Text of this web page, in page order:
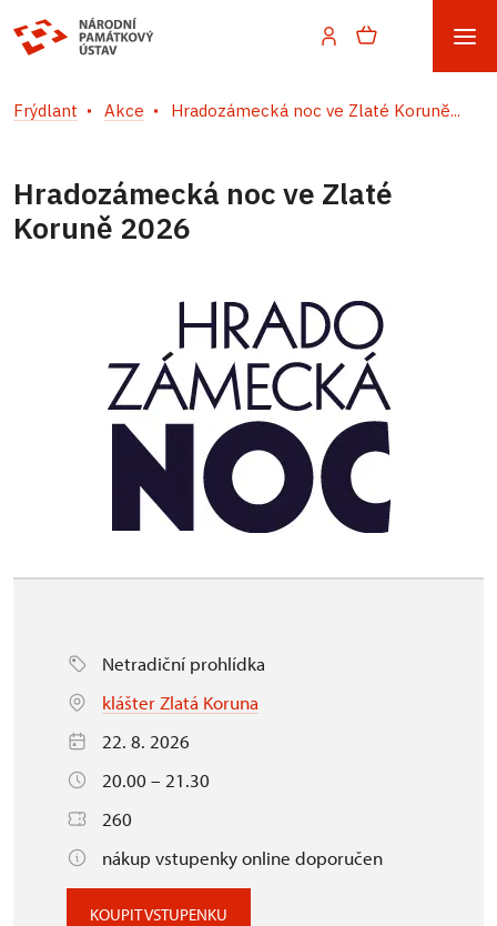
Frýdlant Akce Hradozámecká noc ve Zlaté Koruně...
Hradozámecká noc ve Zlaté
Koruně 2026
Netradiční prohlídka
klášter Zlatá Koruna
22. 8. 2026
20.00 – 21.30
260
nákup vstupenky online doporučen
KOUPIT VSTUPENKU